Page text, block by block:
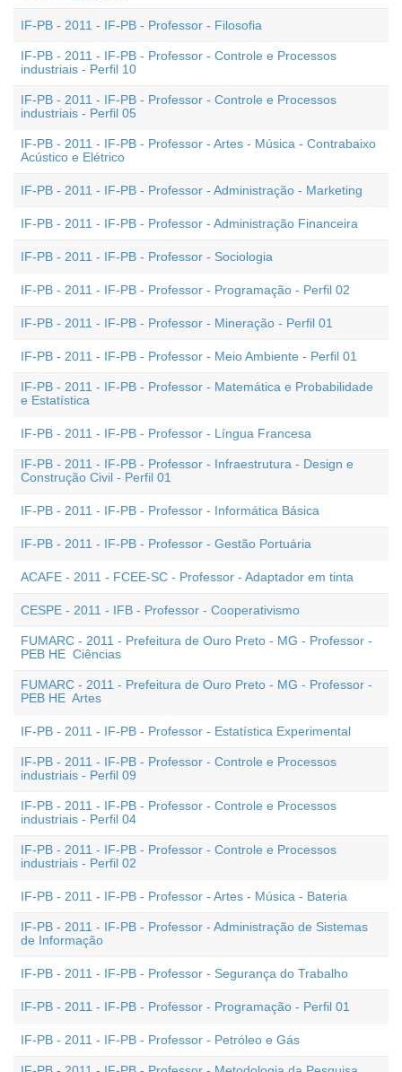
IF-PB - 2011 - IF-PB - Professor - Filosofia
IF-PB - 2011 - IF-PB - Professor - Controle e Processos
industriais - Perfil 10
IF-PB - 2011 - IF-PB - Professor - Controle e Processos
industriais - Perfil 05
IF-PB - 2011 - IF-PB - Professor - Artes - Música - Contrabaixo
Acústico e Elétrico
IF-PB - 2011 - IF-PB - Professor - Administração - Marketing
IF-PB - 2011 - IF-PB - Professor - Administração Financeira
IF-PB - 2011 - IF-PB - Professor - Sociologia
IF-PB - 2011 - IF-PB - Professor - Programação - Perfil 02
IF-PB - 2011 - IF-PB - Professor - Mineração - Perfil 01
IF-PB - 2011 - IF-PB - Professor - Meio Ambiente - Perfil 01
IF-PB - 2011 - IF-PB - Professor - Matemática e Probabilidade
e Estatística
IF-PB - 2011 - IF-PB - Professor - Língua Francesa
IF-PB - 2011 - IF-PB - Professor - Infraestrutura - Design e
Construção Civil - Perfil 01
IF-PB - 2011 - IF-PB - Professor - Informática Básica
IF-PB - 2011 - IF-PB - Professor - Gestão Portuária
ACAFE - 2011 - FCEE-SC - Professor - Adaptador em tinta
CESPE - 2011 - IFB - Professor - Cooperativismo
FUMARC - 2011 - Prefeitura de Ouro Preto - MG - Professor -
PEB HE  Ciências
FUMARC - 2011 - Prefeitura de Ouro Preto - MG - Professor -
PEB HE  Artes
IF-PB - 2011 - IF-PB - Professor - Estatística Experimental
IF-PB - 2011 - IF-PB - Professor - Controle e Processos
industriais - Perfil 09
IF-PB - 2011 - IF-PB - Professor - Controle e Processos
industriais - Perfil 04
IF-PB - 2011 - IF-PB - Professor - Controle e Processos
industriais - Perfil 02
IF-PB - 2011 - IF-PB - Professor - Artes - Música - Bateria
IF-PB - 2011 - IF-PB - Professor - Administração de Sistemas
de Informação
IF-PB - 2011 - IF-PB - Professor - Segurança do Trabalho
IF-PB - 2011 - IF-PB - Professor - Programação - Perfil 01
IF-PB - 2011 - IF-PB - Professor - Petróleo e Gás